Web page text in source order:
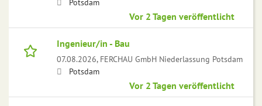
Potsdam
Vor 2 Tagen veröffentlicht
Ingenieur/in - Bau
07.08.2026, FERCHAU GmbH Niederlassung Potsdam
Potsdam
Vor 2 Tagen veröffentlicht